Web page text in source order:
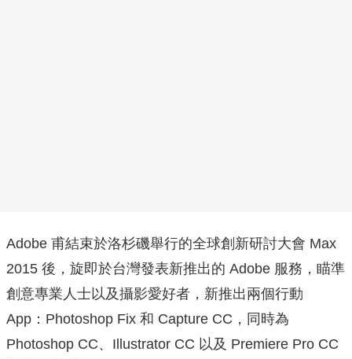
Adobe 甫結束於洛杉磯舉行的全球創新研討大會 Max
2015 後，旋即於台灣發表新推出的 Adobe 服務，瞄準
創意專業人士以及攝影愛好者，新推出兩個行動
App：Photoshop Fix 和 Capture CC，同時為
Photoshop CC、Illustrator CC 以及 Premiere Pro CC